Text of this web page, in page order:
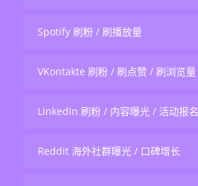
Spotify 刷粉 / 刷播放量
VKontakte 刷粉 / 刷点赞 / 刷浏览量
LinkedIn 刷粉 / 内容曝光 / 活动报名
Reddit 海外社群曝光 / 口碑增长